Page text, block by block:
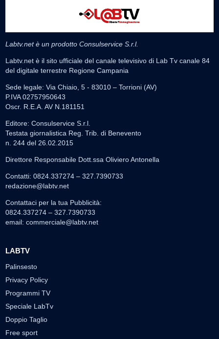
Labtv.net è un prodotto Consulservice S.r.l.
Labtv.net è il sito ufficiale del canale televisivo di Lab Tv canale 84
del digitale terrestre Regione Campania
Sede legale: Via Chiaio, 5 - 83010 – Torrioni (AV)
P.IVA 02757950643
Oscr. R.E.A. AV N.181151
Editore: Consulservice S.r.l.
Testata giornalistica Reg. Trib. di Benevento
n. 244 del 26.02.2015
Direttore Responsabile Dott.ssa Oliviero Antonella
Contatti: 0824.337274 – 327.7390733
redazione@labtv.net
Contattaci per la tua Pubblicità:
0824.337274 – 327.7390733
email: commerciale@labtv.net
LABTV
Palinsesto
Privacy Policy
Programmi TV
Speciale LabTv
Doppio Taglio
Free sport